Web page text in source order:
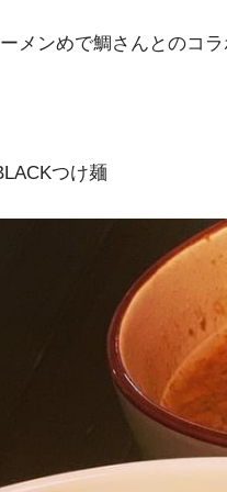
メンめで鯛さんとのコ
つけ麺